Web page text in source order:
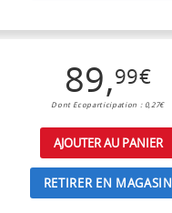
89,99€
Dont Ecoparticipation : 0,27€
AJOUTER AU PANIER
RETIRER EN MAGASIN